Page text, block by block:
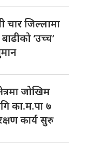
चार जिल्लामा
‘उच्च’
जोखिम
का.म.पा ७
कार्य सुरु